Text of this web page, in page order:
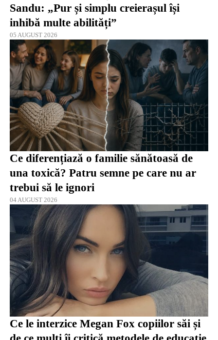
Sandu: „Pur și simplu creierașul își
inhibă multe abilități”
05 AUGUST 2026
Ce diferențiază o familie sănătoasă de
una toxică? Patru semne pe care nu ar
trebui să le ignori
04 AUGUST 2026
Ce le interzice Megan Fox copiilor săi și